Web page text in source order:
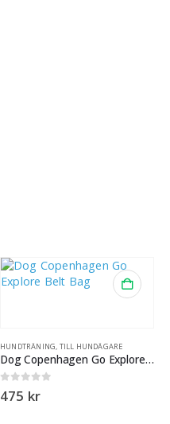
HUNDTRÄNING, TILL HUNDÄGARE
Dog Copenhagen Go Explore Belt Bag
0out of 5
475 kr